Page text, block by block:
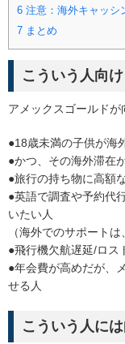
6 注意：海外キャッシ
7 まとめ
こういう人向け
アメックスゴールドが
●18歳未満の子供が海
●かつ、その海外滞在
●旅行の持ち物に高額
●英語で調査や予約代
いたい人
（海外でのサポート
●飛行機欠航遅延/ロス
●年会費が高めだが、
せる人
こういう人に